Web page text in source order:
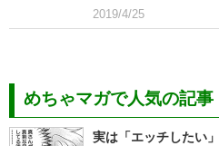
2019/4/25
めちゃマガで人気の記事
実は「エッチしたい